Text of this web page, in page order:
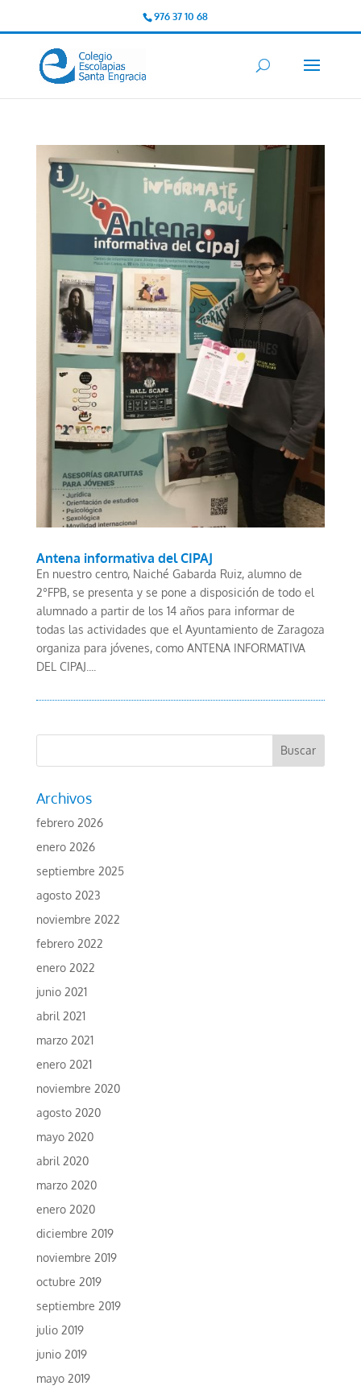
976 37 10 68
Antena informativa del CIPAJ
En nuestro centro, Naiché Gabarda Ruiz, alumno de
2°FPB, se presenta y se pone a disposición de todo el
alumnado a partir de los 14 años para informar de
todas las actividades que el Ayuntamiento de Zaragoza
organiza para jóvenes, como ANTENA INFORMATIVA
DEL CIPAJ....
Archivos
febrero 2026
enero 2026
septiembre 2025
agosto 2023
noviembre 2022
febrero 2022
enero 2022
junio 2021
abril 2021
marzo 2021
enero 2021
noviembre 2020
agosto 2020
mayo 2020
abril 2020
marzo 2020
enero 2020
diciembre 2019
noviembre 2019
octubre 2019
septiembre 2019
julio 2019
junio 2019
mayo 2019